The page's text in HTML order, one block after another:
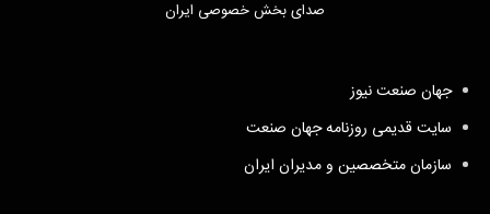
صدای بخش خصوصی ایران
جهان صنعت نیوز
سایت قدیمی روزنامه جهان صنعت
سازمان متخصصین و مدیران ایران